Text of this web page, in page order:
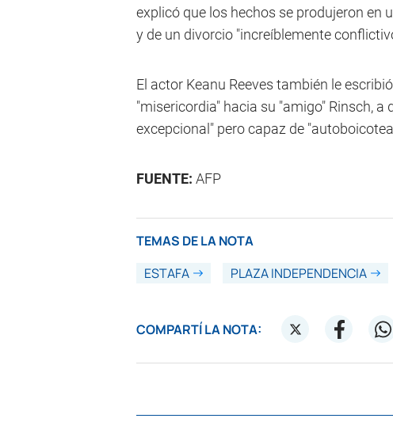
explicó que los hechos se produjeron en
y de un divorcio "increíblemente
El actor Keanu Reeves también le
"misericordia" hacia su "amigo" Rinsch,
excepcional" pero capaz de
FUENTE: AFP
TEMAS DE LA NOTA
ESTAFA
PLAZA INDEPENDENCIA
COMPARTÍ LA NOTA: